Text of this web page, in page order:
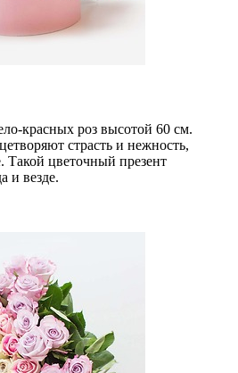
красных роз высотой 60 см.
страсть и нежность,
Такой цветочный презент
и везде.